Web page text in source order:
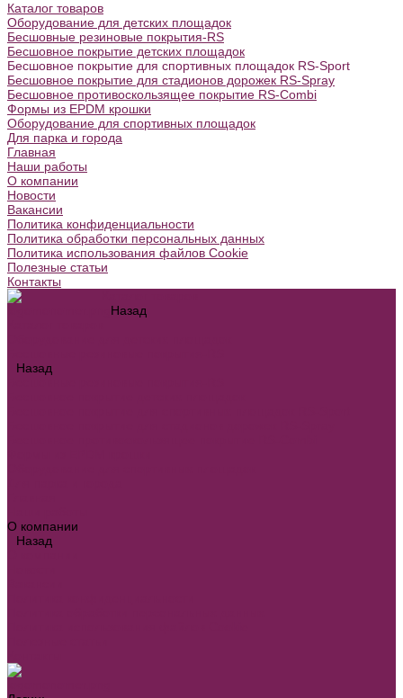
Каталог товаров
Оборудование для детских площадок
Бесшовные резиновые покрытия-RS
Бесшовное покрытие детских площадок
Бесшовное покрытие для спортивных площадок RS-Sport
Бесшовное покрытие для стадионов дорожек RS-Spray
Бесшовное противоскользящее покрытие RS-Combi
Формы из EPDM крошки
Оборудование для спортивных площадок
Для парка и города
Главная
Наши работы
О компании
Новости
Вакансии
Политика конфиденциальности
Политика обработки персональных данных
Политика использования файлов Cookie
Полезные статьи
Контакты
Назад
Назад
О компании
Назад